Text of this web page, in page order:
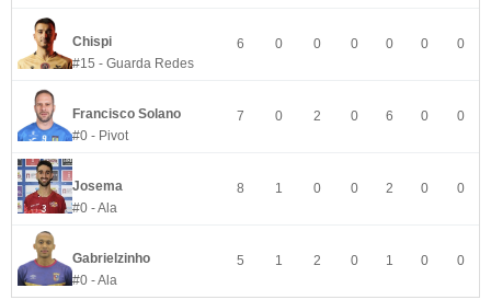
Chispi
#15 - Guarda Redes
6 0 0 0 0 0 0
Francisco Solano
#0 - Pivot
7 0 2 0 6 0 0
Josema
#0 - Ala
8 1 0 0 2 0 0
Gabrielzinho
#0 - Ala
5 1 2 0 1 0 0